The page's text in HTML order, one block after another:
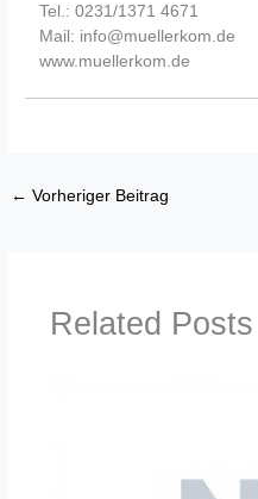
Tel.: 0231/1371 4671
Mail: info@muellerkom.de
www.muellerkom.de
← Vorheriger Beitrag
Related Posts